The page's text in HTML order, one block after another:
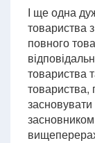
І ще одна
товариства
повного
товариства
товариства,